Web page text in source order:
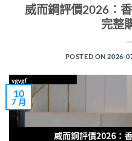
威而鋼評價2026：
完整
POSTED ON2026-
10
7 月